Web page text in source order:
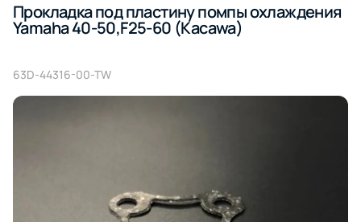
Прокладка под пластину помпы охлаждения
Yamaha 40-50,F25-60 (Kacawa)
63D-44316-00-TW